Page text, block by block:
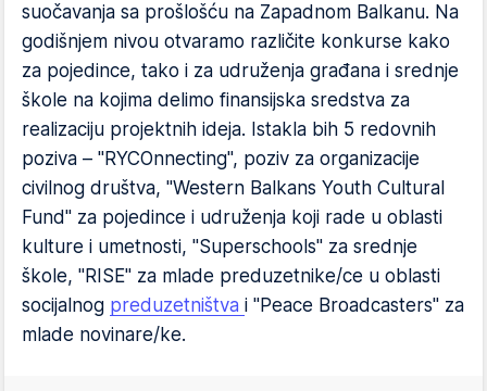
suočavanja sa prošlošću na Zapadnom Balkanu. Na
godišnjem nivou otvaramo različite konkurse kako
za pojedince, tako i za udruženja građana i srednje
škole na kojima delimo finansijska sredstva za
realizaciju projektnih ideja. Istakla bih 5 redovnih
poziva – "RYCOnnecting", poziv za organizacije
civilnog društva, "Western Balkans Youth Cultural
Fund" za pojedince i udruženja koji rade u oblasti
kulture i umetnosti, "Superschools" za srednje
škole, "RISE" za mlade preduzetnike/ce u oblasti
socijalnog preduzetništva i "Peace Broadcasters" za
mlade novinare/ke.